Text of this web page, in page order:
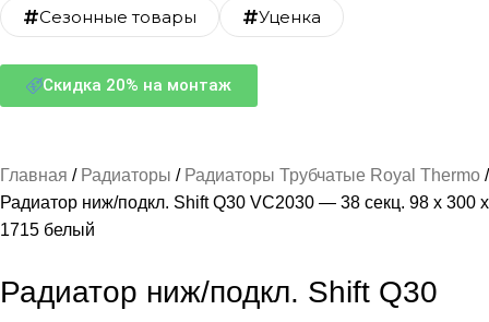
Сезонные товары
Уценка
Скидка 20% на монтаж
Главная Радиаторы
Радиаторы Трубчатые Royal Thermo
Радиатор ниж/подкл. Shift Q30 VC2030 — 38 секц. 98 х 300 х
1715 белый
Радиатор ниж/подкл. Shift Q30